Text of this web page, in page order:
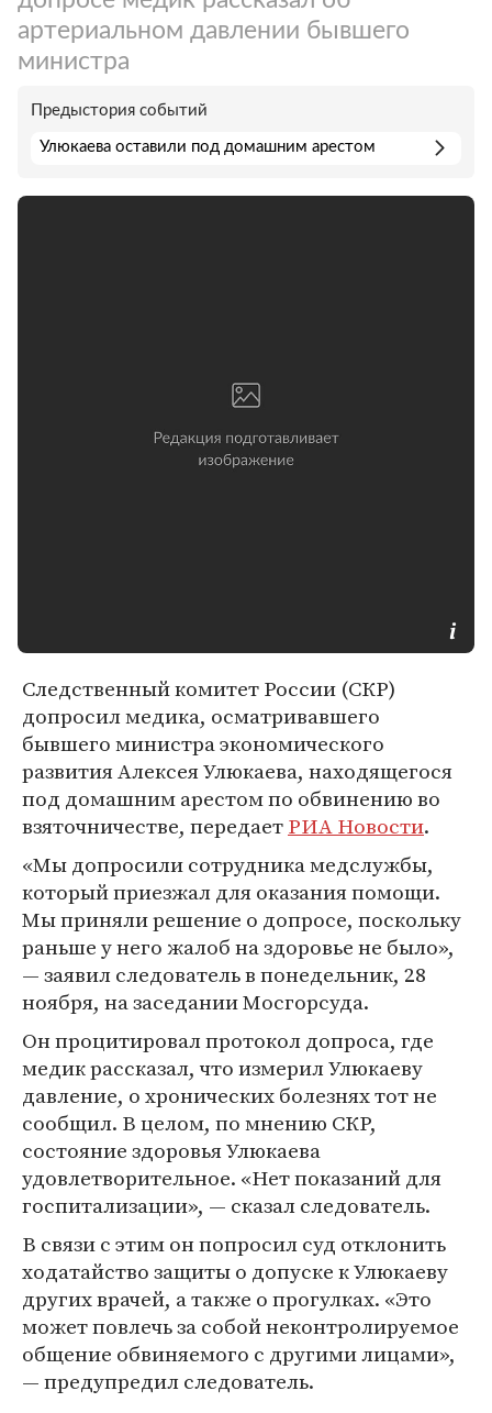
артериальном давлении бывшего
министра
Предыстория событий
Улюкаева оставили под домашним арестом
Следственный комитет России (СКР)
допросил медика, осматривавшего
бывшего министра экономического
развития Алексея Улюкаева, находящегося
под домашним арестом по обвинению во
взяточничестве, передаетРИА Новости.
«Мы допросили сотрудника медслужбы,
который приезжал для оказания помощи.
Мы приняли решение о допросе, поскольку
раньше у него жалоб на здоровье не было»,
— заявил следователь в понедельник, 28
ноября, на заседании Мосгорсуда.
Он процитировал протокол допроса, где
медик рассказал, что измерил Улюкаеву
давление, о хронических болезнях тот не
сообщил. В целом, по мнению СКР,
состояние здоровья Улюкаева
удовлетворительное. «Нет показаний для
госпитализации», — сказал следователь.
В связи с этим он попросил суд отклонить
ходатайство защиты о допуске к Улюкаеву
других врачей, а также о прогулках. «Это
может повлечь за собой неконтролируемое
общение обвиняемого с другими лицами»,
— предупредил следователь.